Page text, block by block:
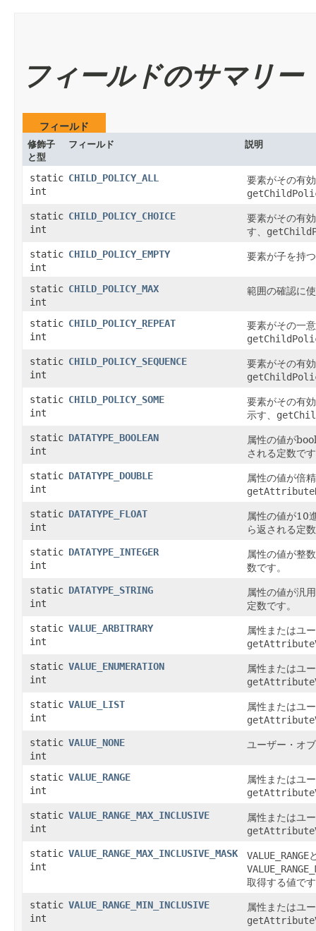
フィールドのサマリー
フィールド
修飾子
と型
フィールド 説明
static
int
CHILD_POLICY_ALL
要素がその有
static
int
CHILD_POLICY_CHOICE
要素がその有
す、
static
int
CHILD_POLICY_EMPTY 要素が子を持
static
int
CHILD_POLICY_MAX 範囲の確認に
static
int
CHILD_POLICY_REPEAT
要素がその一
static
int
CHILD_POLICY_SEQUENCE
要素がその有
static
int
CHILD_POLICY_SOME
要素がその有
示す、
static
int
DATATYPE_BOOLEAN
属性の値が
される定数で
static
int
DATATYPE_DOUBLE
属性の値が倍
static
int
DATATYPE_FLOAT
属性の値が10
ら返される定
static
int
DATATYPE_INTEGER
属性の値が整
数です。
static
int
DATATYPE_STRING
属性の値が汎
定数です。
static
int
VALUE_ARBITRARY
属性またはユ
static
int
VALUE_ENUMERATION
属性またはユ
static
int
VALUE_LIST
属性またはユ
static
int
VALUE_NONE ユーザー・オ
static
int
VALUE_RANGE
属性またはユ
static
int
VALUE_RANGE_MAX_INCLUSIVE
属性またはユ
static
int
VALUE_RANGE_MAX_INCLUSIVE_MASK VALUE_RANGE
取得する値で
static
int
VALUE_RANGE_MIN_INCLUSIVE
属性またはユ